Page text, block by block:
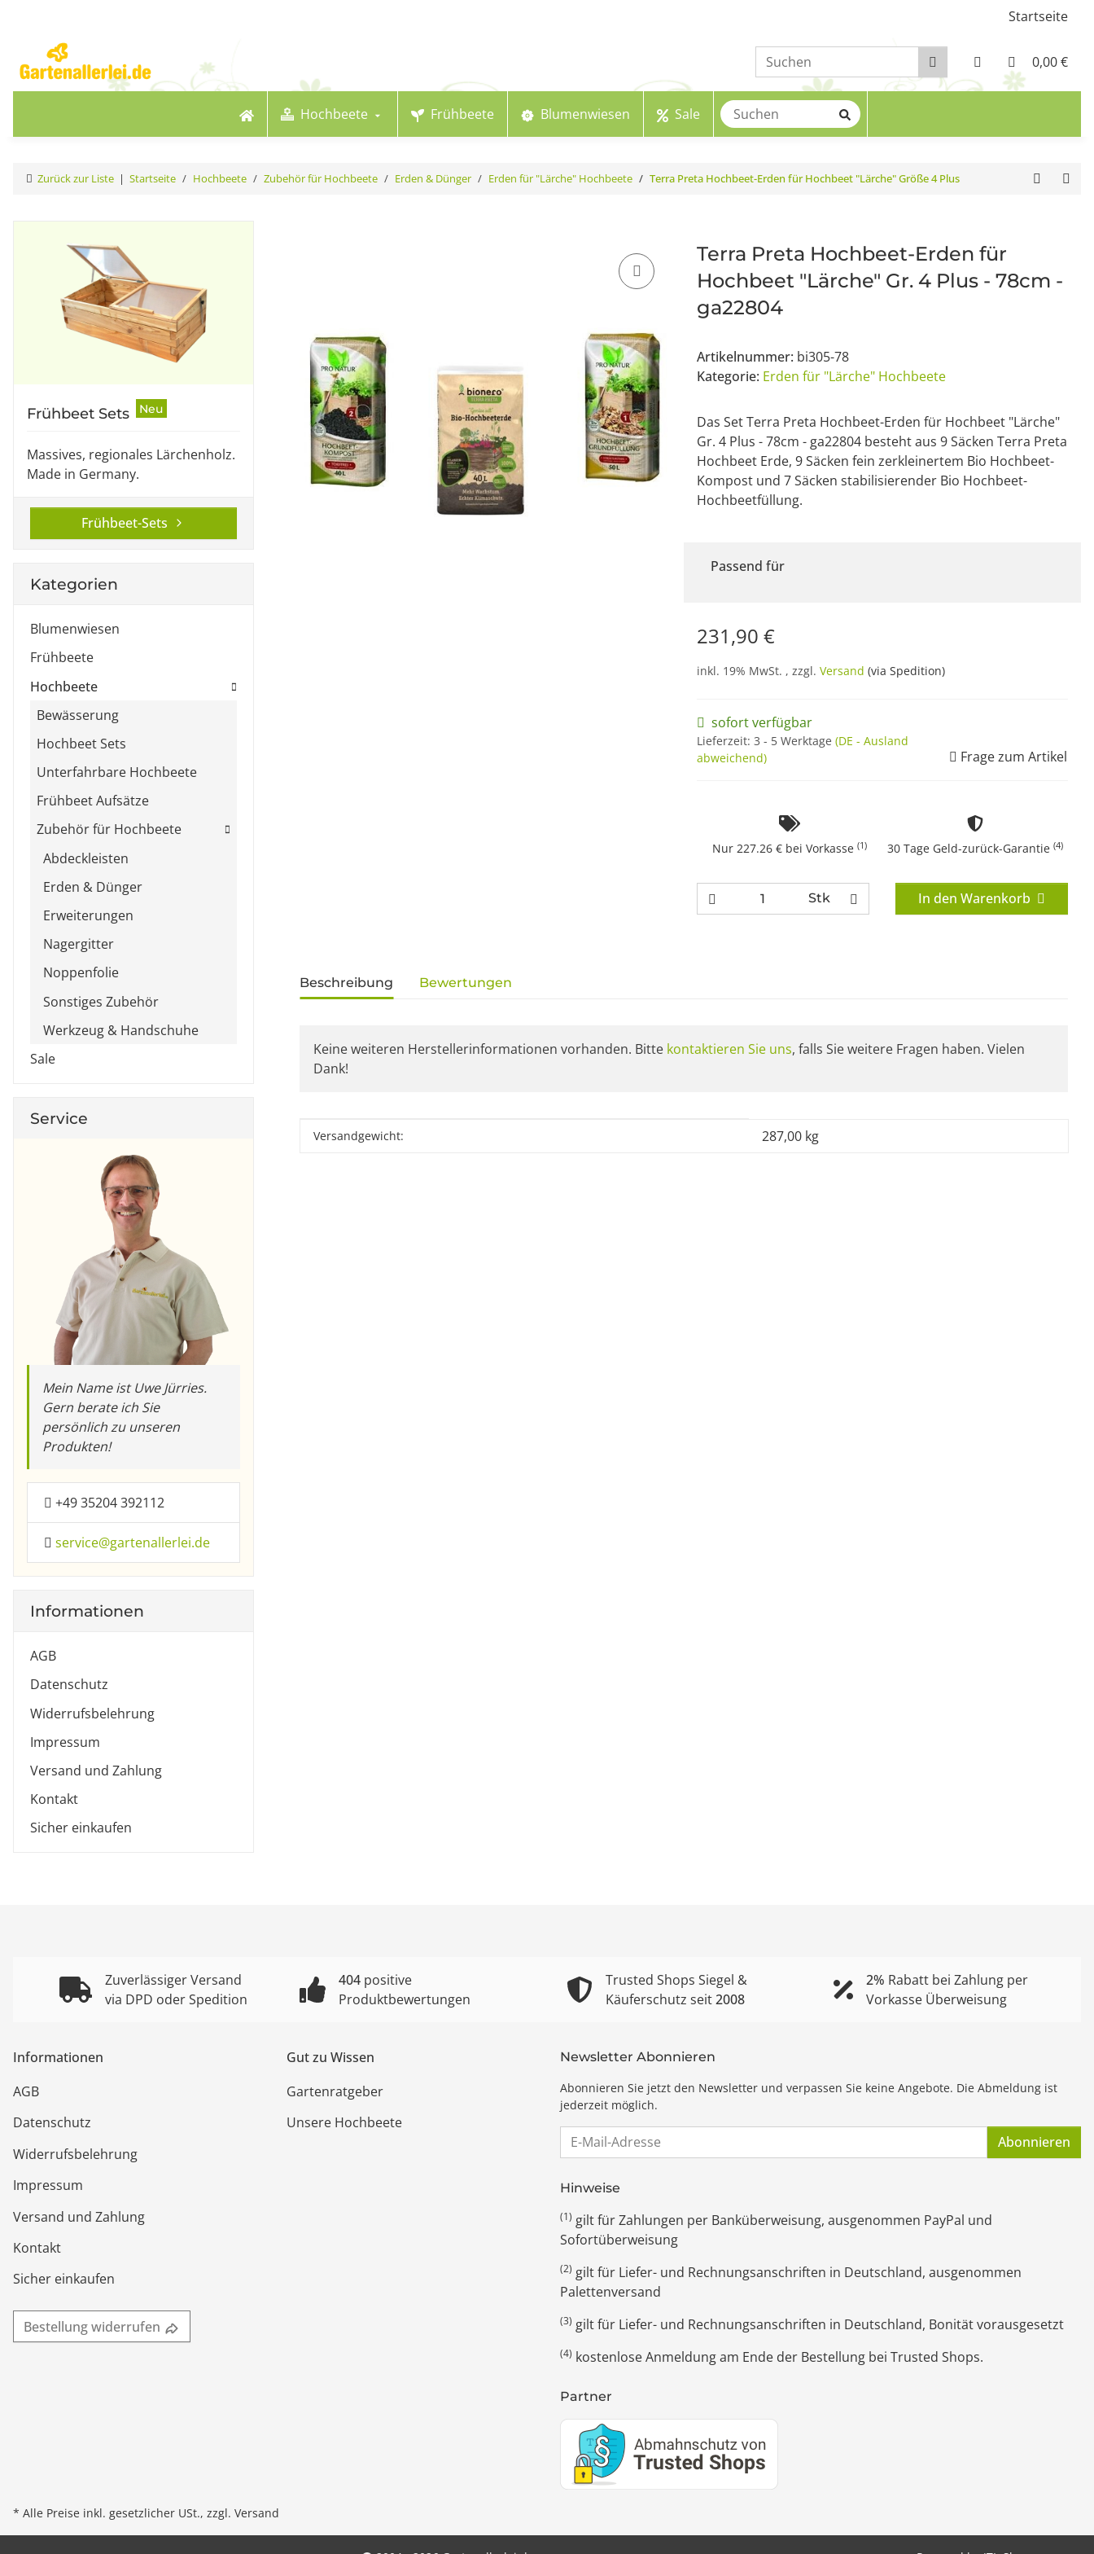
Startseite
0,00 €
Hochbeete Frühbeete Blumenwiesen Sale
Zurück zur Liste Startseite Hochbeete Zubehör für Hochbeete Erden & Dünger Erden für "Lärche" Hochbeete Terra Preta Hochbeet-Erden für Hochbeet "Lärche" Größe 4 Plus
Terra Preta Hochbeet-Erden für
Hochbeet "Lärche" Gr. 4 Plus - 78cm -
ga22804
Artikelnummer: bi305-78
Kategorie: Erden für "Lärche" Hochbeete
Das Set Terra Preta Hochbeet-Erden für Hochbeet "Lärche"
Gr. 4 Plus - 78cm - ga22804 besteht aus 9 Säcken Terra Preta
Hochbeet Erde, 9 Säcken fein zerkleinertem Bio Hochbeet-
Kompost und 7 Säcken stabilisierender Bio Hochbeet-
Hochbeetfüllung.
Passend für
231,90 €
inkl. 19% MwSt. , zzgl. Versand (via Spedition)
sofort verfügbar
Lieferzeit: 3 - 5 Werktage (DE - Ausland
abweichend)
Frage zum Artikel
Nur 227.26 € bei Vorkasse (1) 30 Tage Geld-zurück-Garantie (4)
Stk In den Warenkorb
weitere Registerkarten anzeigen
Beschreibung Bewertungen
Keine weiteren Herstellerinformationen vorhanden. Bitte kontaktieren Sie uns, falls Sie weitere Fragen haben. Vielen
Dank!
Produkteigenschaft
Wert
Versandgewicht: 287,00 kg
Frühbeet Sets Neu
Massives, regionales Lärchenholz.
Made in Germany.
Frühbeet-Sets
Kategorien
Blumenwiesen
Frühbeete
Hochbeete
Bewässerung
Hochbeet Sets
Unterfahrbare Hochbeete
Frühbeet Aufsätze
Zubehör für Hochbeete
Abdeckleisten
Erden & Dünger
Erweiterungen
Nagergitter
Noppenfolie
Sonstiges Zubehör
Werkzeug & Handschuhe
Sale
Service
Mein Name ist Uwe Jürries.
Gern berate ich Sie
persönlich zu unseren
Produkten!
+49 35204 392112
service@gartenallerlei.de
Informationen
AGB
Datenschutz
Widerrufsbelehrung
Impressum
Versand und Zahlung
Kontakt
Sicher einkaufen
Zuverlässiger Versand
via DPD oder Spedition
404 positive
Produktbewertungen
Trusted Shops Siegel &
Käuferschutz seit2008
2% Rabatt bei Zahlung per
Vorkasse Überweisung
Informationen
AGB
Datenschutz
Widerrufsbelehrung
Impressum
Versand und Zahlung
Kontakt
Sicher einkaufen
Bestellung widerrufen
Gut zu Wissen
Gartenratgeber
Unsere Hochbeete
Newsletter Abonnieren
Abonnieren Sie jetzt den Newsletter und verpassen Sie keine Angebote. Die Abmeldung ist
jederzeit möglich.
E-Mail-Adresse Abonnieren
Hinweise
(1) gilt für Zahlungen per Banküberweisung, ausgenommen PayPal und
Sofortüberweisung
(2) gilt für Liefer- und Rechnungsanschriften in Deutschland, ausgenommen
Palettenversand
(3) gilt für Liefer- und Rechnungsanschriften in Deutschland, Bonität vorausgesetzt
(4) kostenlose Anmeldung am Ende der Bestellung bei Trusted Shops.
Partner
* Alle Preise inkl. gesetzlicher USt., zzgl. Versand